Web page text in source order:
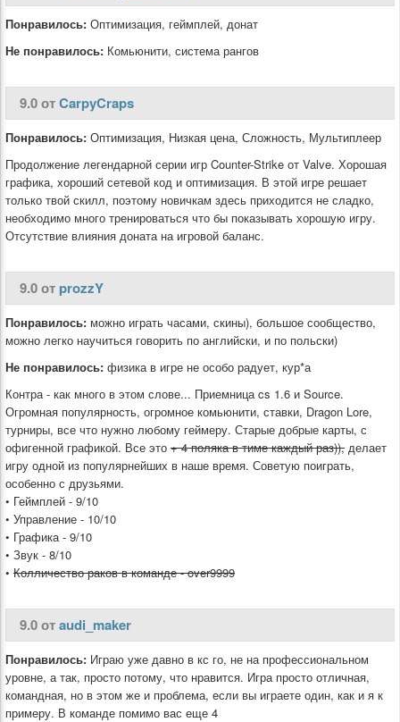
Понравилось: Оптимизация, геймплей, донат
Не понравилось: Комьюнити, система рангов
9.0 отCarpyCraps
Понравилось: Оптимизация, Низкая цена, Сложность, Мультиплеер
Продолжение легендарной серии игр Counter-Strike от Valve. Хорошая
графика, хороший сетевой код и оптимизация. В этой игре решает
только твой скилл, поэтому новичкам здесь приходится не сладко,
необходимо много тренироваться что бы показывать хорошую игру.
Отсутствие влияния доната на игровой баланс.
9.0 от prozzY
Понравилось: можно играть часами, скины), большое сообщество,
можно легко научиться говорить по английски, и по польски)
Не понравилось: физика в игре не особо радует, кур*а
Контра - как много в этом слове... Приемница cs 1.6 и Source.
Огромная популярность, огромное комьюнити, ставки, Dragon Lore,
турниры, все что нужно любому геймеру. Старые добрые карты, с
офигенной графикой. Все это + 4 поляка в тиме каждый раз)), делает
игру одной из популярнейших в наше время. Советую поиграть,
особенно с друзьями.
• Геймплей - 9/10
• Управление - 10/10
• Графика - 9/10
• Звук - 8/10
• Колличество раков в команде - over9999
9.0 отaudi_maker
Понравилось: Играю уже давно в кс го, не на профессиональном
уровне, а так, просто потому, что нравится. Игра просто отличная,
командная, но в этом же и проблема, если вы играете один, как и я к
примеру. В команде помимо вас еще 4